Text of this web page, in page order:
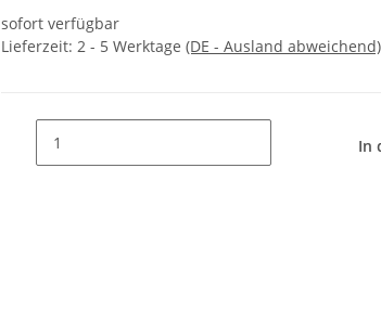
sofort verfügbar
Lieferzeit: 2 - 5 Werktage (DE - Ausland abweichend)
In